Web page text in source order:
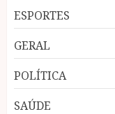
ESPORTES
GERAL
POLÍTICA
SAÚDE